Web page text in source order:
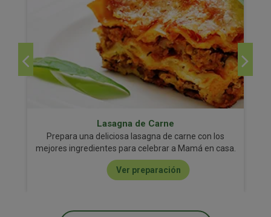
Lasagna de Carne
Prepara una deliciosa lasagna de carne con los
mejores ingredientes para celebrar a Mamá en casa.
Ver preparación